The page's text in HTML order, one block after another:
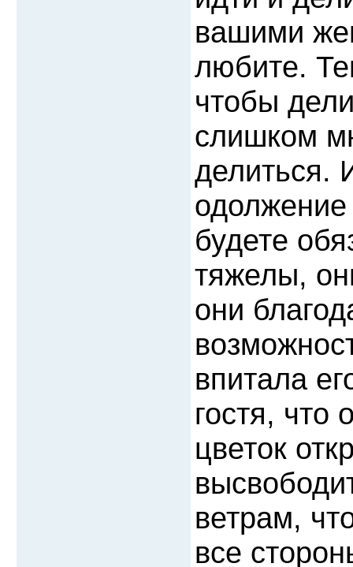
вашими
любите.
чтобы
слишком
делиться.
будете
тяжелы,
они
впитала
гостя, что
цветок
ветрам,
все